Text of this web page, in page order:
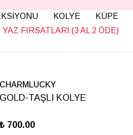
KOLYE
KÜPE
YAZ FIRSATLARI (3 AL 2 ÖDE)
CHARMLUCKY
GOLD-TAŞLI KOLYE
₺ 700.00